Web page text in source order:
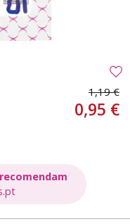
1,19 €
0,95 €